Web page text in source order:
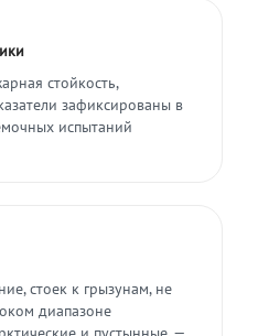
стойкость,
зафиксированы в
испытаний
стоек к грызунам, не
диапазоне